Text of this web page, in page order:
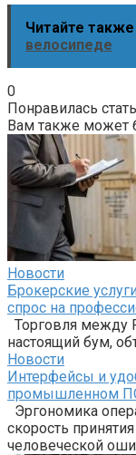
Читайте также
велосипеде
0
Понравилась
Вам также может
Новости
Брокерские
спрос на
Торговля между
настоящий бум,
Новости
Интерфейсы и
промышленном
Эргономика
скорость
человеческой